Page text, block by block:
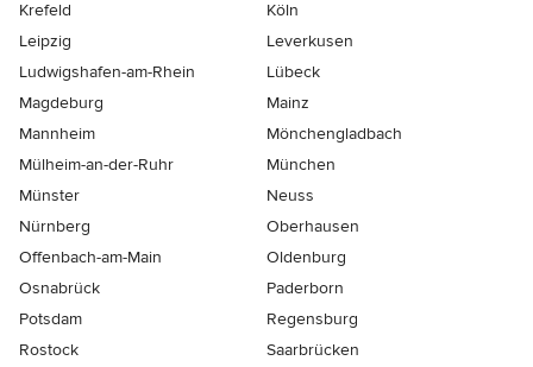
Krefeld
Köln
Leipzig
Leverkusen
Ludwigshafen-am-Rhein
Lübeck
Magdeburg
Mainz
Mannheim
Mönchen­gladbach
Mülheim-an-der-Ruhr
München
Münster
Neuss
Nürnberg
Oberhausen
Offenbach-am-Main
Oldenburg
Osnabrück
Paderborn
Potsdam
Regensburg
Rostock
Saarbrücken